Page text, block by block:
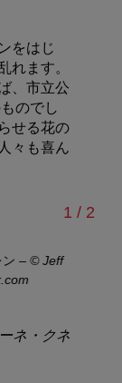
をはじ
れます。
、市立公
のでし
せる花の
々も喜ん
1 // 2
–© Jeff
ネ・クネ